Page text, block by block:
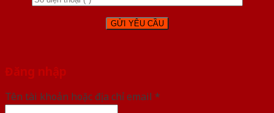
Đăng nhập
Tên tài khoản hoặc địa chỉ email *